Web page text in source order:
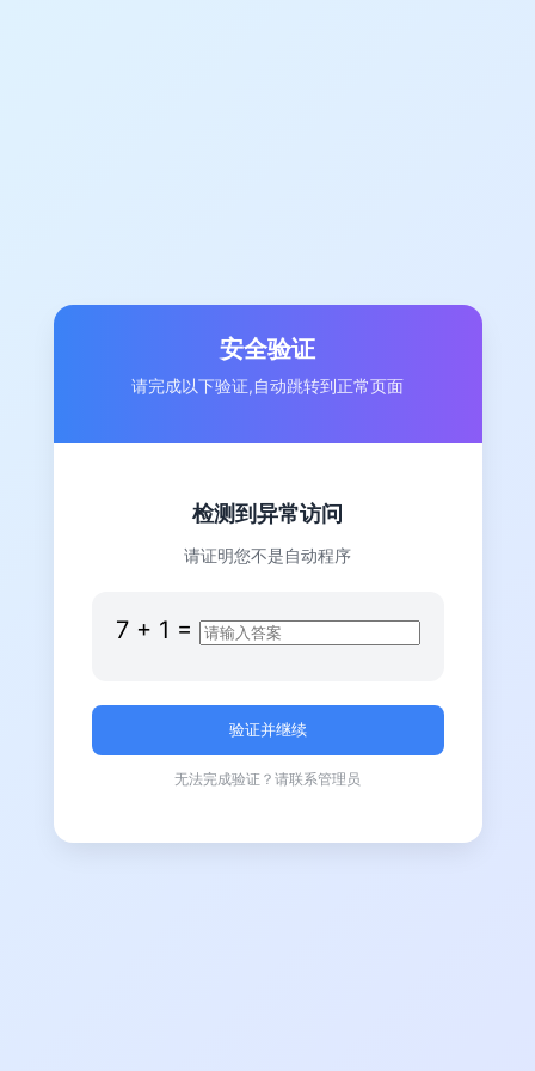
安全验证
请完成以下验证,自动跳转到正常页面
检测到异常访问
请证明您不是自动程序
7 + 1 =
无法完成验证？请联系管理员